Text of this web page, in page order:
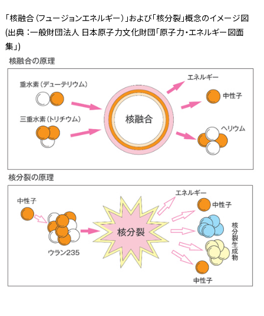
「核融合（フュージョンエネルギー）」および「核分裂」概念のイメージ図
(出典 ：一般財団法人 日本原子力文化財団「原子力・エネルギー図面
集」)